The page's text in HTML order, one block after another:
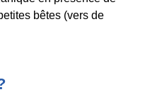
bêtes (vers de